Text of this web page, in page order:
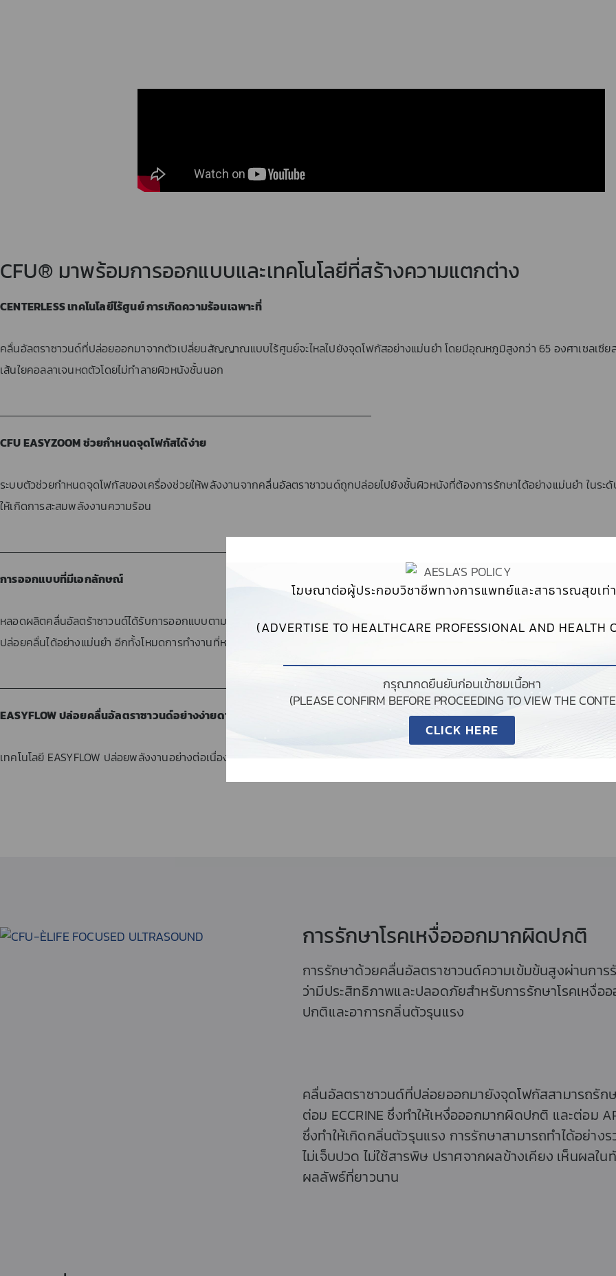
CFU® มาพร้อมการออกแบบและเทคโนโลยีที่สร้างความแตกต่าง
CENTERLESSเทคโนโลยีไร้ศูนย์ การเกิดความร้อนเฉพาะที่
คลื่นอัลตราซาวนด์ที่ปล่อยออกมาจากตัวเปลี่ยนสัญญาณแบบไร้ศูนย์จะไหลไปยังจุดโฟกัสอย่างแม่นยำ โดยมีอุณหภูมิสูงกว่า 65 องศาเซลเซีย
เส้นใยคอลลาเจนหดตัวโดยไม่ทำลายผิวหนังชั้นนอก
CFU EASYZOOM ช่วยกำหนดจุดโฟกัสได้ง่าย
ระบบตัวช่วยกำหนดจุดโฟกัสของเครื่องช่วยให้พลังงานจากคลื่นอัลตราซาวนด์ถูกปล่อยไปยังชั้นผิวหนังที่ต้องการรักษาได้อย่างแม่นยำ ในระ
ให้เกิดการสะสมพลังงานความร้อน
การออกแบบที่มีเอกลักษณ์
หลอดผลิตคลื่นอัลตร้าซาวนด์ได้รับการออกแบบตามหลักการยศาสตร์อย่างมีเอกลักษณ์ช่วยให้สะดวกต่อการใช้งานเครื่อง มองเห็นได้ในมุมก
ปล่อยคลื่นได้อย่างแม่นยำ อีกทั้งโหมดการทำงานที่หลากหลายยังช่วยให้ใช้งานเครื่องได้ง่ายอีกด้วย
EASYFLOW ปล่อยคลื่นอัลตราซาวนด์อย่างง่ายดาย
เทคโนโลยี EASYFLOW ปล่อยพลังงานอย่างต่อเนื่องไปยังจุดโฟกัสที่กำหนดด้วยความเร็วสูงและความถี่ที่ต่างกัน จึงช่วยเร่งเวลาในการรักษา
การรักษาโรคเหงื่อออกมากผิดปกติ
การรักษาด้วยคลื่นอัลตราซาวนด์ความเข้มข้นสูงผ่านการ
ว่ามีประสิทธิภาพและปลอดภัยสำหรับการรักษาโรคเหงื่อ
ปกติและอาการกลิ่นตัวรุนแรง
คลื่นอัลตราซาวนด์ที่ปล่อยออกมายังจุดโฟกัสสามารถรัก
ต่อม ECCRINE ซึ่งทำให้เหงื่อออกมากผิดปกติ และต่อม
ซึ่งทำให้เกิดกลิ่นตัวรุนแรง การรักษาสามารถทำได้อย่างร
ไม่เจ็บปวด ไม่ใช้สารพิษ ปราศจากผลข้างเคียง เห็นผลใ
ผลลัพธ์ที่ยาวนาน
โฆษณาต่อผู้ประกอบวิชาชีพทางการแพทย์และสาธารณสุขเท่
(ADVERTISE TO HEALTHCARE PROFESSIONAL AND HEALTH
กรุณากดยืนยันก่อนเข้าชมเนื้อหา
(PLEASE CONFIRM BEFORE PROCEEDING TO VIEW THE
CLICK HERE